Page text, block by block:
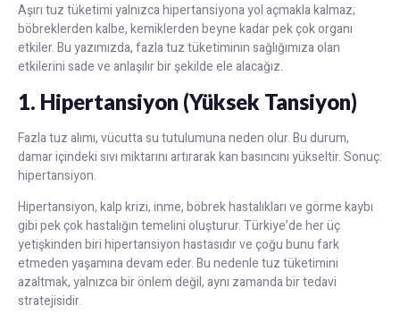
Aşırı tuz tüketimi yalnızca hipertansiyona yol açmakla kalmaz;
böbreklerden kalbe, kemiklerden beyne kadar pek çok organı
etkiler. Bu yazımızda, fazla tuz tüketiminin sağlığımıza olan
etkilerini sade ve anlaşılır bir şekilde ele alacağız.
1. Hipertansiyon (Yüksek Tansiyon)
Fazla tuz alımı, vücutta su tutulumuna neden olur. Bu durum,
damar içindeki sıvı miktarını artırarak kan basıncını yükseltir. Sonuç:
hipertansiyon.
Hipertansiyon, kalp krizi, inme, böbrek hastalıkları ve görme kaybı
gibi pek çok hastalığın temelini oluşturur. Türkiye’de her üç
yetişkinden biri hipertansiyon hastasıdır ve çoğu bunu fark
etmeden yaşamına devam eder. Bu nedenle tuz tüketimini
azaltmak, yalnızca bir önlem değil, aynı zamanda bir tedavi
stratejisidir.